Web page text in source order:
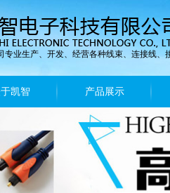
凯智 产品展示
专业生产、开发、经营各种线束、连接线、